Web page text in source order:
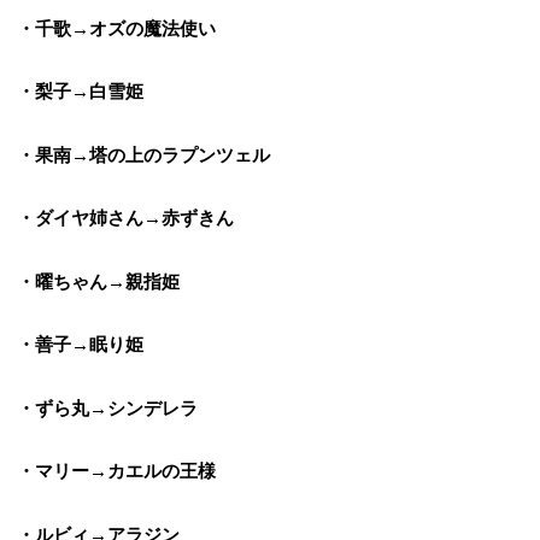
・千歌→オズの魔法使い
・梨子→白雪姫
・果南→塔の上のラプンツェル
・ダイヤ姉さん→赤ずきん
・曜ちゃん→親指姫
・善子→眠り姫
・ずら丸→シンデレラ
・マリー→カエルの王様
・ルビィ→アラジン